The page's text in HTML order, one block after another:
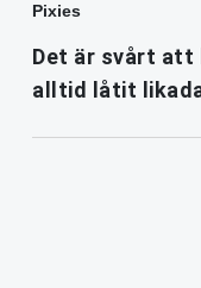
Pixies
Det är svårt att
alltid låtit